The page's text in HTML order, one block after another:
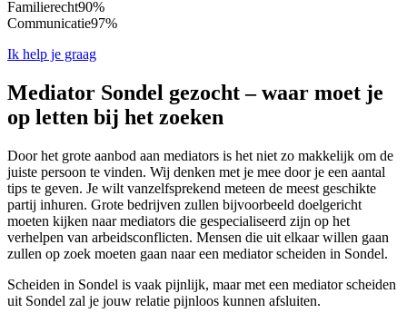
Familierecht90%
Communicatie97%
Ik help je graag
Mediator Sondel gezocht – waar moet je
op letten bij het zoeken
Door het grote aanbod aan mediators is het niet zo makkelijk om de
juiste persoon te vinden. Wij denken met je mee door je een aantal
tips te geven. Je wilt vanzelfsprekend meteen de meest geschikte
partij inhuren. Grote bedrijven zullen bijvoorbeeld doelgericht
moeten kijken naar mediators die gespecialiseerd zijn op het
verhelpen van arbeidsconflicten. Mensen die uit elkaar willen gaan
zullen op zoek moeten gaan naar een mediator scheiden in Sondel.
Scheiden in Sondel is vaak pijnlijk, maar met een mediator scheiden
uit Sondel zal je jouw relatie pijnloos kunnen afsluiten.